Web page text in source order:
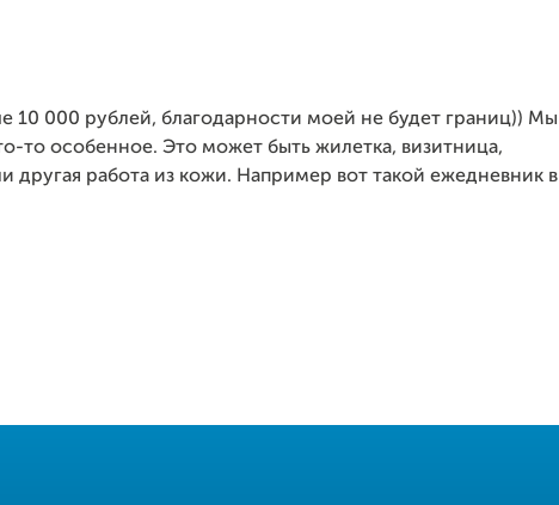
10 000 рублей, благодарности моей не будет границ)) Мы
то особенное. Это может быть жилетка, визитница,
другая работа из кожи. Например вот такой ежедневник в